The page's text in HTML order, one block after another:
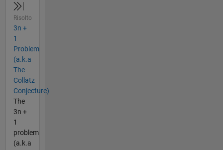
Risolto
3n +
1
Problem
(a.k.a
The
Collatz
Conjecture)
The
3n +
1
problem
(a.k.a